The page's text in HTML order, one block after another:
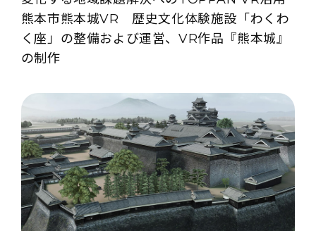
熊本市熊本城VR 歴史文化体験施設「わくわ
く座」の整備および運営、VR作品『熊本城』
の制作